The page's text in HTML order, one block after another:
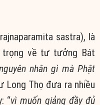
sastra), là
trọng về tư tưởng Bát
nhân gì mà Phật
Long Thọ đưa ra nhiều
“vì muốn giảng đầy đủ